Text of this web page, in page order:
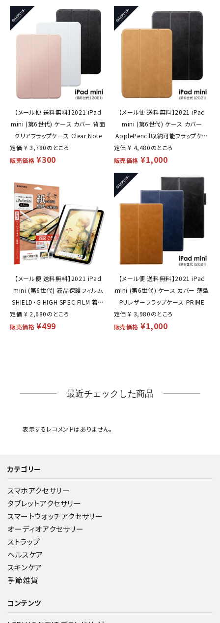
【メール便 送料無料】2021 iPad
mini (第6世代) ケース カバー 背面
クリアフラップケース Clear Note
定価 ¥ 3,780のところ
販売価格 ¥300
【メール便 送料無料】2021 iPad
mini (第6世代) ケース カバー
ApplePencil収納可能フラップケー
ス Pencil Note
定価 ¥ 4,480のところ
販売価格 ¥1,000
【メール便 送料無料】2021 iPad
mini (第6世代) 液晶保護フィルム
SHIELD・G HIGH SPEC FILM 着脱
式 反射防止・紙質感
定価 ¥ 2,680のところ
販売価格 ¥499
【メール便 送料無料】2021 iPad
mini (第6世代) ケース カバー 薄型
PUレザーフラップケース PRIME
定価 ¥ 3,980のところ
販売価格 ¥1,000
最近チェックした商品
表示するレコメンドはありません。
カテゴリー
スマホアクセサリー
タブレットアクセサリー
スマートウォッチアクセサリー
オーディオアクセサリー
ストラップ
ヘルスケア
スキンケア
季節雑貨
コンテンツ